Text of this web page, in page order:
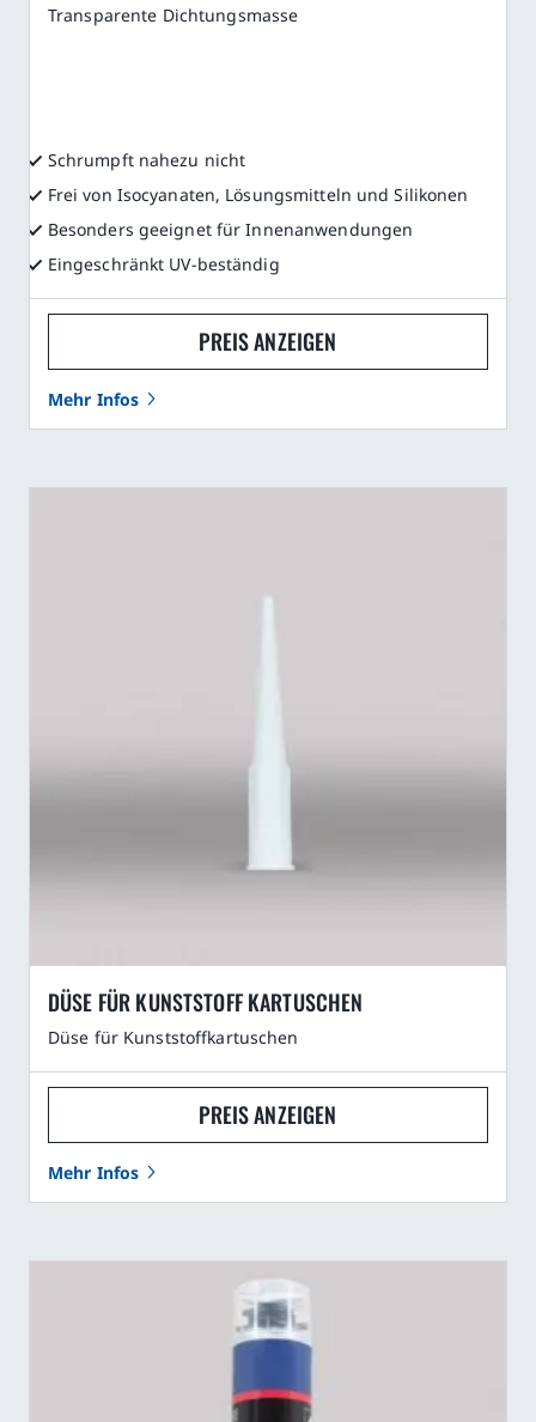
Transparente Dichtungsmasse
Schrumpft nahezu nicht
Frei von Isocyanaten, Lösungsmitteln und Silikonen
Besonders geeignet für Innenanwendungen
Eingeschränkt UV-beständig
PREIS ANZEIGEN
Mehr Infos
DÜSE FÜR KUNSTSTOFF KARTUSCHEN
Düse für Kunststoffkartuschen
PREIS ANZEIGEN
Mehr Infos